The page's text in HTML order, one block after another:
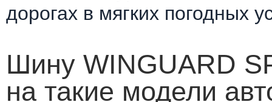
дорогах в мягких погодных
Шину WINGUARD
на такие модели